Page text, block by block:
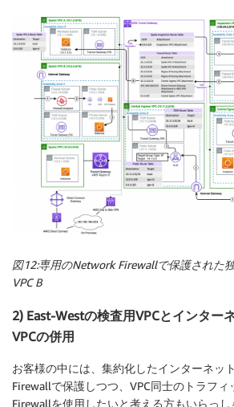
図12:専用のNetwork Firewallで保護された
VPC B
2) East-Westの検査用VPCとインター
VPCの併用
お客様の中には、集約化したインターネッ
Firewallで保護しつつ、VPC同士のトラフ
Firewallを使用したいと考える方もいらっ